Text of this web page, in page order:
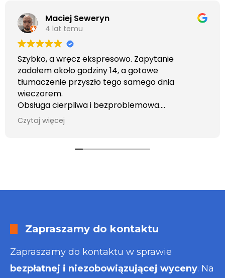
Maciej Seweryn
4 lat temu
Szybko, a wręcz ekspresowo. Zapytanie
zadałem około godziny 14, a gotowe
tłumaczenie przyszło tego samego dnia
wieczorem.
Obsługa cierpliwa i bezproblemowa.
Otrzymałem wszelkie informacje i porady jaka
usługa będzie dla mnie najlepsza. Faktura także
Czytaj więcej
Zapraszamy do kontaktu
Zapraszamy do kontaktu w sprawie
bezpłatnej i niezobowiązującej wyceny. Na